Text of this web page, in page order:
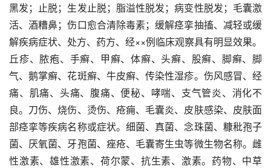
黑发；止脱；生发止脱；脂溢性脱发；病变性脱发；毛囊激
活、酒糟鼻；伤口愈合清除毒素；缓解痉挛抽搐、减轻或缓
解疾病症状、处方、药方、经××例临床观察具有明显效果。
丘疹、脓疱、手癣、甲癣、体癣、头癣、股癣、脚癣、脚
气、鹅掌癣、花斑癣、牛皮癣、传染性湿疹。伤风感冒、经
痛、肌痛、头痛、腹痛、便秘、哮喘、支气管炎、消化不
良。刀伤、烧伤、烫伤、疮痈、毛囊炎、皮肤感染、皮肤面
部痉挛等疾病名称或症状。细菌、真菌、念珠菌、糠秕孢子
菌、厌氧菌、牙孢菌、痤疮、毛囊寄生虫等微生物名称。雌
性激素、雄性激素、荷尔蒙、抗生素、激素。药物、中草